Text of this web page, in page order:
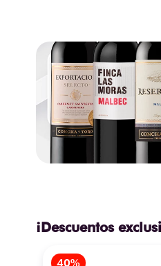
¡Descuentos